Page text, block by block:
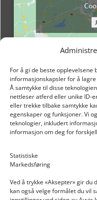
For å gi de beste
informasjonskapsler for å
Å samtykke til disse
nettleser atferd eller unike ID-
eller trekke tilbake samtykke
egenskaper og funksjoner. Vi
teknologier, inkludert
informasjon om deg for
Statistiske
Markedsføring
Ved å trykke «Aksepter» gir
kan også velge formålet du vil